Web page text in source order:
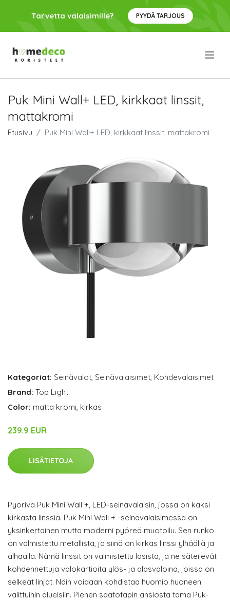
Tarvetta valaisimille? PYYDÄ TARJOUS
Puk Mini Wall+ LED, kirkkaat linssit,
mattakromi
Etusivu Puk Mini Wall+ LED, kirkkaat linssit, mattakromi
Kategoriat: Seinävalot, Seinävalaisimet, Kohdevalaisimet
Brand: Top Light
Color: matta kromi, kirkas
239.9 EUR
LISÄTIETOJA
Pyörivä Puk Mini Wall +, LED-seinävalaisin, jossa on kaksi
kirkasta linssiä. Puk Mini Wall + -seinävalaisimessa on
yksinkertainen mutta moderni pyöreä muotoilu. Sen runko
on valmistettu metallista, ja siinä on kirkas linssi ylhäällä ja
alhaalla. Nämä linssit on valmistettu lasista, ja ne säteilevät
kohdennettuja valokartioita ylös- ja alasvaloina, joissa on
selkeät linjat. Näin voidaan kohdistaa huomio huoneen
valittuihin alueisiin. Pienen säätötapin ansiosta tämä Puk-